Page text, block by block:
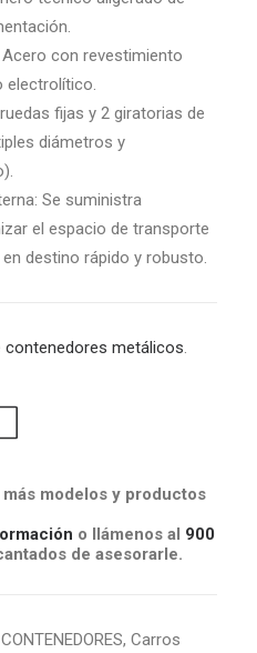
con revestimiento
electrolítico.
fijas y 2 giratorias de
diámetros y
Se suministra
el espacio de transporte
destino rápido y robusto.
contenedores metálicos.
modelos y productos
o llámenos al 900
de asesorarle.
, Carros